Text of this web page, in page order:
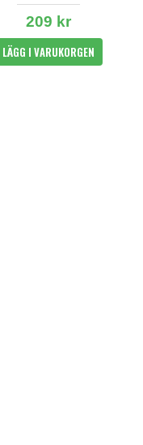
209 kr
LÄGG I VARUKORGEN